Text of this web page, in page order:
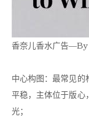
香奈儿香水广告
中心构图：最常见的
平稳，主体位于版心
光；